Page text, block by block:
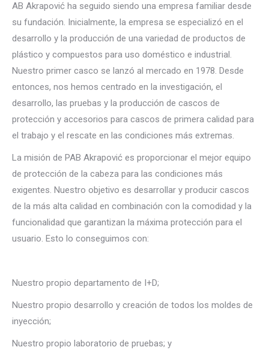
AB Akrapović ha seguido siendo una empresa familiar desde
su fundación. Inicialmente, la empresa se especializó en el
desarrollo y la producción de una variedad de productos de
plástico y compuestos para uso doméstico e industrial.
Nuestro primer casco se lanzó al mercado en 1978. Desde
entonces, nos hemos centrado en la investigación, el
desarrollo, las pruebas y la producción de cascos de
protección y accesorios para cascos de primera calidad para
el trabajo y el rescate en las condiciones más extremas.
La misión de PAB Akrapović es proporcionar el mejor equipo
de protección de la cabeza para las condiciones más
exigentes. Nuestro objetivo es desarrollar y producir cascos
de la más alta calidad en combinación con la comodidad y la
funcionalidad que garantizan la máxima protección para el
usuario. Esto lo conseguimos con:
Nuestro propio departamento de I+D;
Nuestro propio desarrollo y creación de todos los moldes de
inyección;
Nuestro propio laboratorio de pruebas; y